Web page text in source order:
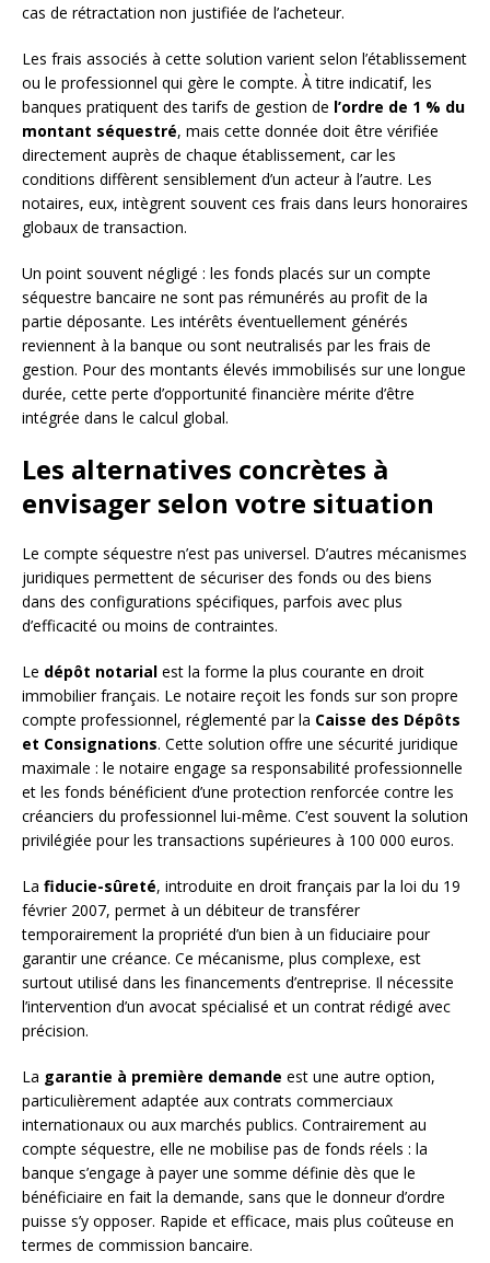
cas de rétractation non justifiée de l’acheteur.
Les frais associés à cette solution varient selon l’établissement
ou le professionnel qui gère le compte. À titre indicatif, les
banques pratiquent des tarifs de gestion de l’ordre de 1 % du
montant séquestré, mais cette donnée doit être vérifiée
directement auprès de chaque établissement, car les
conditions diffèrent sensiblement d’un acteur à l’autre. Les
notaires, eux, intègrent souvent ces frais dans leurs honoraires
globaux de transaction.
Un point souvent négligé : les fonds placés sur un compte
séquestre bancaire ne sont pas rémunérés au profit de la
partie déposante. Les intérêts éventuellement générés
reviennent à la banque ou sont neutralisés par les frais de
gestion. Pour des montants élevés immobilisés sur une longue
durée, cette perte d’opportunité financière mérite d’être
intégrée dans le calcul global.
Les alternatives concrètes à
envisager selon votre situation
Le compte séquestre n’est pas universel. D’autres mécanismes
juridiques permettent de sécuriser des fonds ou des biens
dans des configurations spécifiques, parfois avec plus
d’efficacité ou moins de contraintes.
Le dépôt notarial est la forme la plus courante en droit
immobilier français. Le notaire reçoit les fonds sur son propre
compte professionnel, réglementé par la Caisse des Dépôts
et Consignations. Cette solution offre une sécurité juridique
maximale : le notaire engage sa responsabilité professionnelle
et les fonds bénéficient d’une protection renforcée contre les
créanciers du professionnel lui-même. C’est souvent la solution
privilégiée pour les transactions supérieures à 100 000 euros.
La fiducie-sûreté, introduite en droit français par la loi du 19
février 2007, permet à un débiteur de transférer
temporairement la propriété d’un bien à un fiduciaire pour
garantir une créance. Ce mécanisme, plus complexe, est
surtout utilisé dans les financements d’entreprise. Il nécessite
l’intervention d’un avocat spécialisé et un contrat rédigé avec
précision.
La garantie à première demande est une autre option,
particulièrement adaptée aux contrats commerciaux
internationaux ou aux marchés publics. Contrairement au
compte séquestre, elle ne mobilise pas de fonds réels : la
banque s’engage à payer une somme définie dès que le
bénéficiaire en fait la demande, sans que le donneur d’ordre
puisse s’y opposer. Rapide et efficace, mais plus coûteuse en
termes de commission bancaire.